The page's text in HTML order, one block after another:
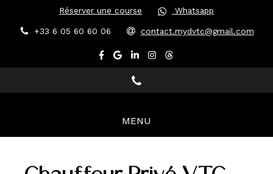
Réserver une course Whatsapp
+33 6 05 60 60 06 contact.mydvtc@gmail.com
MENU